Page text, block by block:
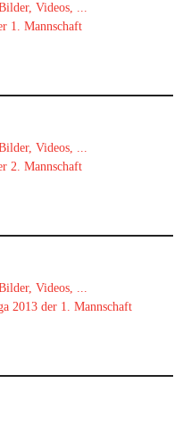
Videos, ...
1. Mannschaft
Videos, ...
2. Mannschaft
Videos, ...
2013 der 1. Mannschaft